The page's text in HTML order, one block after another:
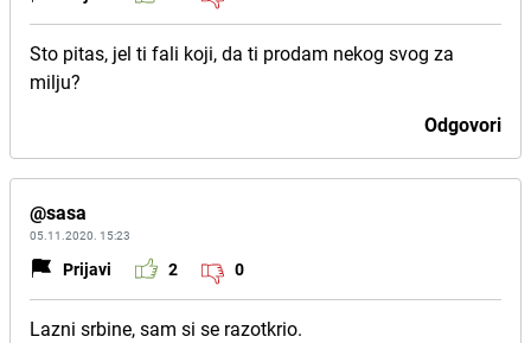
Sto pitas, jel ti fali koji, da ti prodam nekog svog za
milju?
Odgovori
@sasa
05.11.2020. 15:23
Prijavi 2 0
Lazni srbine, sam si se razotkrio.